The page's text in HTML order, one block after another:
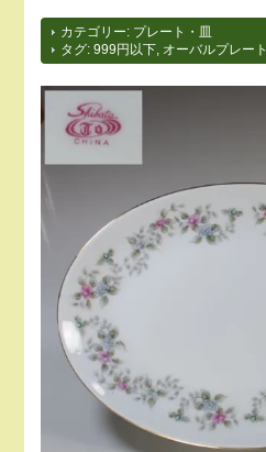
カテゴリー: プレート・皿
タグ:999円以下 オーバルプレート